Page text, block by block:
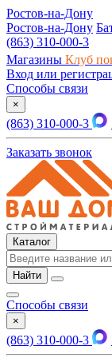
Ростов-на-Дону
Ростов-на-Дону
(863) 310-000-3
Магазины Клуб
Вход или
Способы связи
×
(863) 310-000-3
Заказать звонок
Каталог
Найти
Способы связи
×
(863) 310-000-3